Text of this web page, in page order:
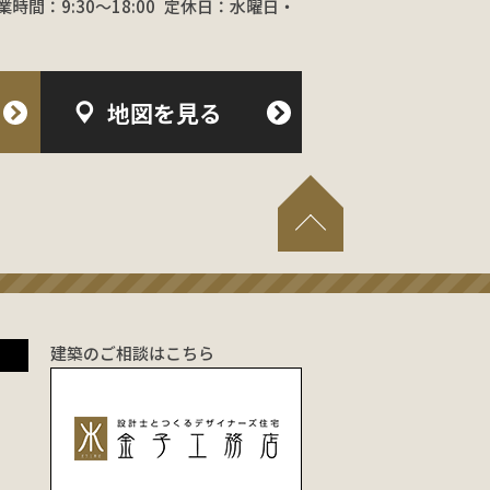
時間：9:30〜18:00 定休日：水曜日・
地図を見る
建築のご相談はこちら